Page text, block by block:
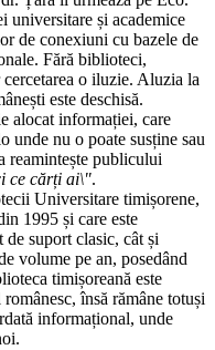
universitare și academice
de conexiuni cu bazele de
Fără biblioteci,
o iluzie. Aluzia la
este deschisă.
alocat informației, care
unde nu o poate susține sau
reamintește publicului
ce cărți ai\".
Universitare timișorene,
1995 și care este
suport clasic, cât și
volume pe an, posedând
timișoreană este
însă rămâne totuși
informațional, unde